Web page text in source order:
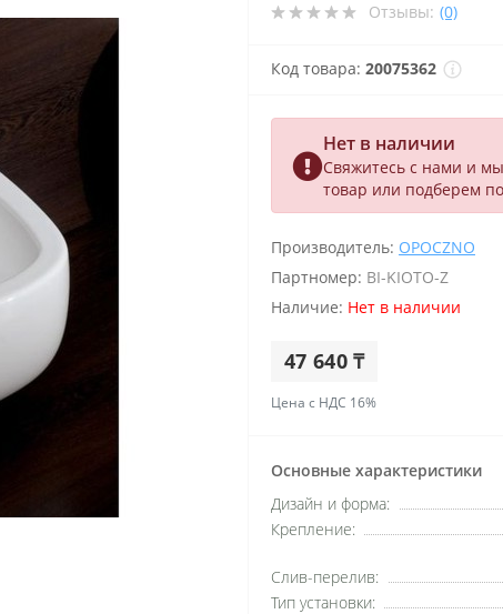
Отзывы: (0)
Код товара: 20075362
Нет в наличии
Свяжитесь с нами и
товар или подберем
Производитель: OPOCZNO
Партномер: BI-KIOTO-Z
Наличие: Нет в наличии
47 640 ₸
Цена с НДС 16%
Основные характеристики
Дизайн и форма:
Крепление:
Слив-перелив:
Тип установки: